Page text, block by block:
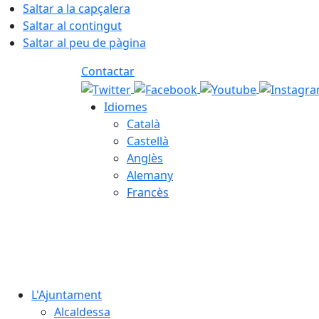
Saltar a la capçalera
Saltar al contingut
Saltar al peu de pàgina
Contactar
Idiomes
Català
Castellà
Anglès
Alemany
Francès
L'Ajuntament
Alcaldessa